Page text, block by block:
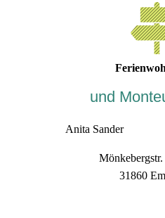
und
Anita Sander
31860